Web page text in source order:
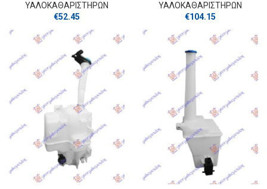
ΥΑΛΟΚΑΘΑΡΙΣΤΗΡΩΝ
€52.45
ΥΑΛΟΚΑΘΑΡΙΣΤΗΡΩΝ
€104.15